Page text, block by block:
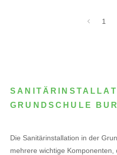
1
GRUNDSCHULE
Die Sanitärinstallation in der
mehrere wichtige